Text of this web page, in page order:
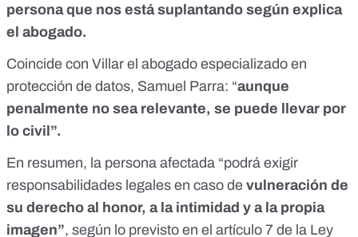
persona que nos está suplantando según explica
el abogado.
Coincide con Villar el abogado especializado en
protección de datos, Samuel Parra: “aunque
penalmente no sea relevante, se puede llevar por
lo civil”.
En resumen, la persona afectada “podrá exigir
responsabilidades legales en caso de vulneración de
su derecho al honor, a la intimidad y a la propia
imagen”, según lo previsto en el artículo 7 de la Ley